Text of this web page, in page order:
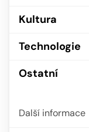
Kultura
Technologie
Ostatní
Další informace